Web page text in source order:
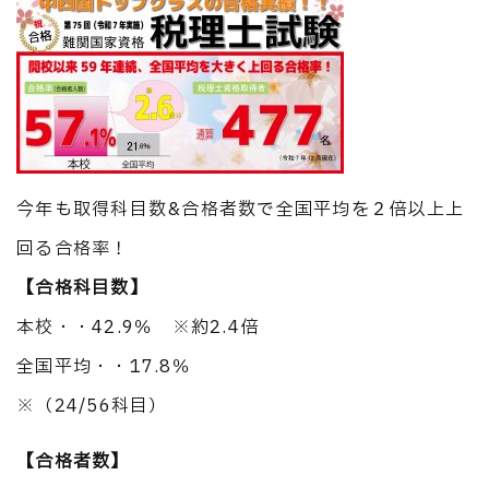
今年も取得科目数&合格者数で全国平均を２倍以上上
回る合格率！
【合格科目数】
本校・・42.9％ ※約2.4倍
全国平均・・17.8％
※（24/56科目）
【合格者数】